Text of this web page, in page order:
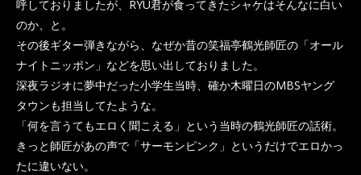
呼しておりましたが、RYU君が食ってきたシャケはそんなに白い
のか、と。
その後ギター弾きながら、なぜか昔の笑福亭鶴光師匠の「オール
ナイトニッポン」などを思い出しておりました。
深夜ラジオに夢中だった小学生当時、確か木曜日のMBSヤング
タウンも担当してたような。
「何を言うてもエロく聞こえる」という当時の鶴光師匠の話術。
きっと師匠があの声で「サーモンピンク」というだけでエロかっ
たに違いない。